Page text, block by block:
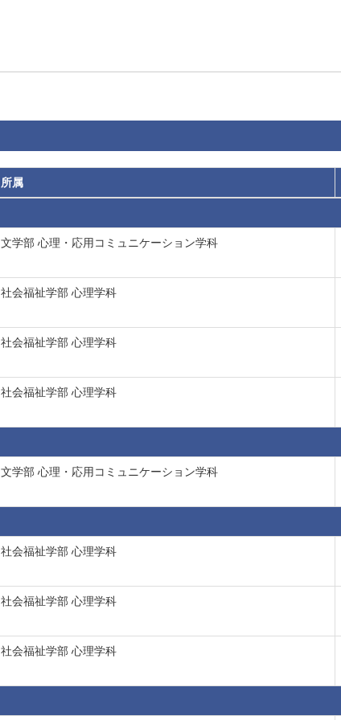
所属
文学部 心理・応用コミュニケーション学科
社会福祉学部 心理学科
社会福祉学部 心理学科
社会福祉学部 心理学科
文学部 心理・応用コミュニケーション学科
社会福祉学部 心理学科
社会福祉学部 心理学科
社会福祉学部 心理学科